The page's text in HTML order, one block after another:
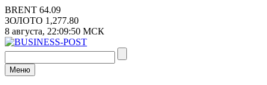
Перейти
к
содержимому
BRENT 64.09
ЗОЛОТО 1,277.80
8 августа, 22:09:50 МСК
Меню